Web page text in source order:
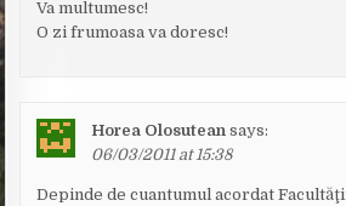
Va multumesc!
O zi frumoasa va doresc!
Horea Olosutean says:
06/03/2011 at 15:38
Depinde de cuantumul acordat